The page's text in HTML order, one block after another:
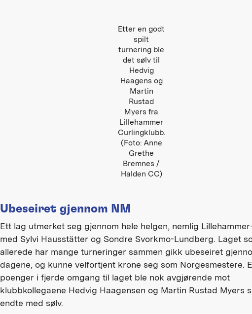
Etter en godt
spilt
turnering ble
det sølv til
Hedvig
Haagens og
Martin
Rustad
Myers fra
Lillehammer
Curlingklubb.
(Foto: Anne
Grethe
Bremnes /
Halden CC)
Ubeseiret gjennom NM
Ett lag utmerket seg gjennom hele helgen, nemlig
med Sylvi Hausstätter og Sondre Svorkmo-Lundberg. Laget
allerede har mange turneringer sammen gikk ubeseiret
dagene, og kunne velfortjent krone seg som Norgesmestere.
poenger i fjerde omgang til laget ble nok avgjørende mot
klubbkollegaene Hedvig Haagensen og Martin Rustad Myers
endte med sølv.